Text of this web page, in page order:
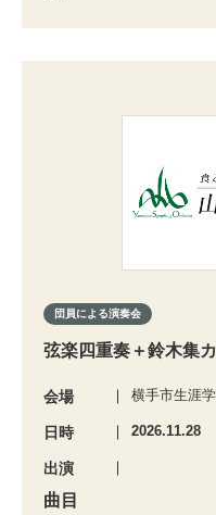
団員による演奏会
弦楽四重奏＋鈴木集
会場 横手市生涯
日時 2026.11.28
出演
曲目